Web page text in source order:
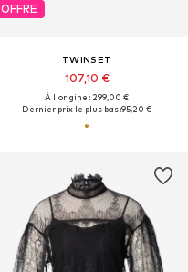
OFFRE
TWINSET
107,10 €
À l'origine : 299,00 €
Dernier prix le plus bas :95,20 €